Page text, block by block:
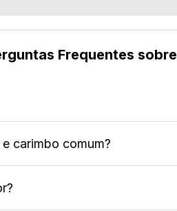
Frequentes
de forma rápida,
carimbo comum?
serve apenas para